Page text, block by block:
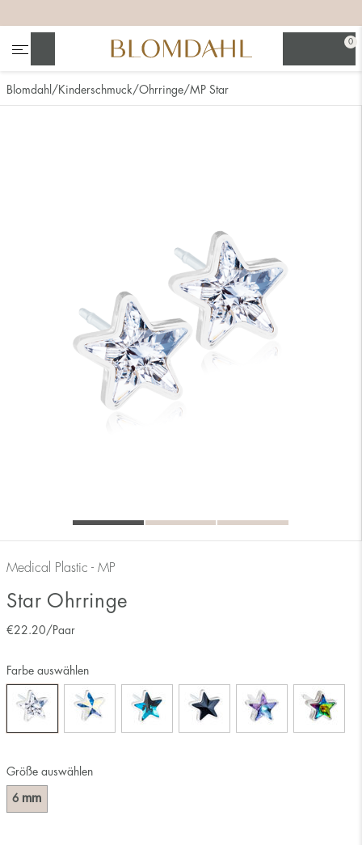
0
Blomdahl Kinderschmuck Ohrringe MP Star
Medical Plastic - MP
Star Ohrringe
€22.20 /Paar
Größe auswählen
6 mm
Farbe auswählen